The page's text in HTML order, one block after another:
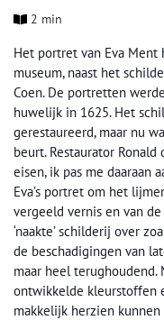
2 min
Het portret van Eva Ment
museum, naast het
Coen. De portretten
huwelijk in 1625. Het
gerestaureerd, maar nu
beurt. Restaurator
eisen, ik pas me daaraan
Eva’s portret om het
vergeeld vernis en van
‘naakte’ schilderij over
de beschadigingen van
maar heel
ontwikkelde kleurstoffen
makkelijk herzien